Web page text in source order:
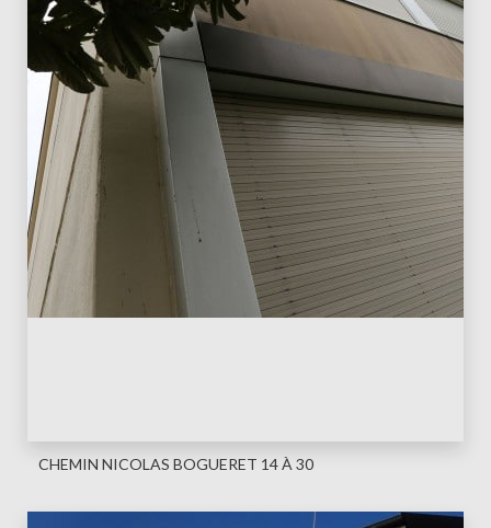
CHEMIN NICOLAS BOGUERET 14 À 30